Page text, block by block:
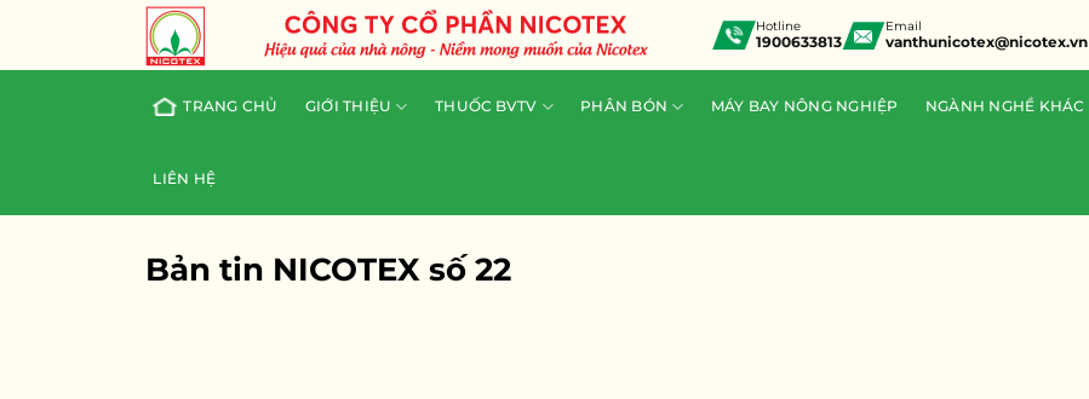
content
Hotline
1900633813
Email
vanthunicotex@nicotex.vn
TRANG CHỦ GIỚI THIỆU THUỐC BVTV PHÂN BÓN MÁY BAY NÔNG NGHIỆP NGÀNH NGHỀ KHÁC
LIÊN HỆ
Bản tin NICOTEX số 22